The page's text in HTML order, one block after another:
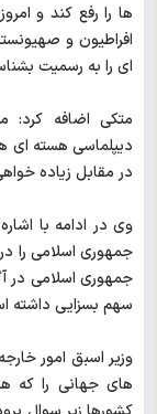
ها را رفع کند و
افراطیون و
ای را به رسمیت
متکی اضافه کرد:
دیپلماسی هسته ای
در مقابل زیاده
جمهوری اسلامی را
جمهوری اسلامی در
سهم بسزایی داشته
وزیر اسبق امور
های جهانی را که